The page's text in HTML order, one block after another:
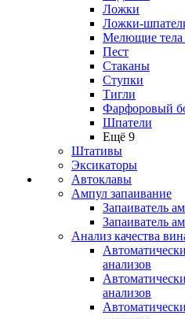
Ложки
Ложки-
Мелющие
Пест
Стаканы
Ступки
Тигли
Фарфоровый
Шпатели
Ещё 9
Штативы
Эксикаторы
Автоклавы
Ампул запаивание
Запаиватель
Запаиватель
Анализ качества
анализов
анализов